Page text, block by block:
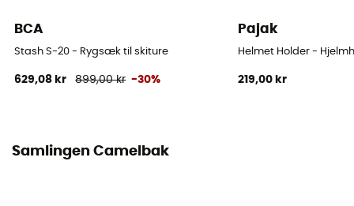
BCA
Stash S-20 - Rygsæk til skiture
629,08 kr 899,00 kr -30%
Pajak
Helmet Holder -
219,00 kr
Samlingen Camelbak